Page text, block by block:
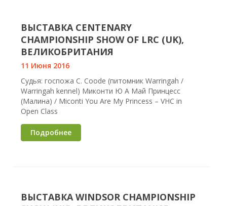
ВЫСТАВКА CENTENARY
CHAMPIONSHIP SHOW OF LRC (UK),
ВЕЛИКОБРИТАНИЯ
11 Июня 2016
Судья: госпожа C. Coode (питомник Warringah /
Warringah kennel) Миконти Ю А Май Принцесс
(Малина) / Miconti You Are My Princess – VHC in
Open Class
Подробнее
ВЫСТАВКА WINDSOR CHAMPIONSHIP